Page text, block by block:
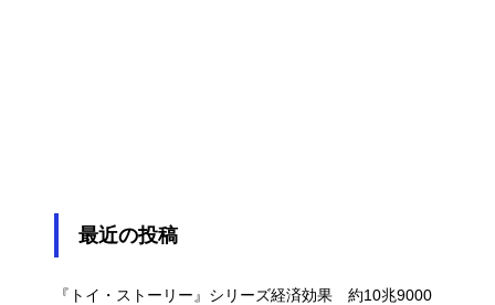
最近の投稿
『トイ・ストーリー』シリーズ経済効果 約10兆9000